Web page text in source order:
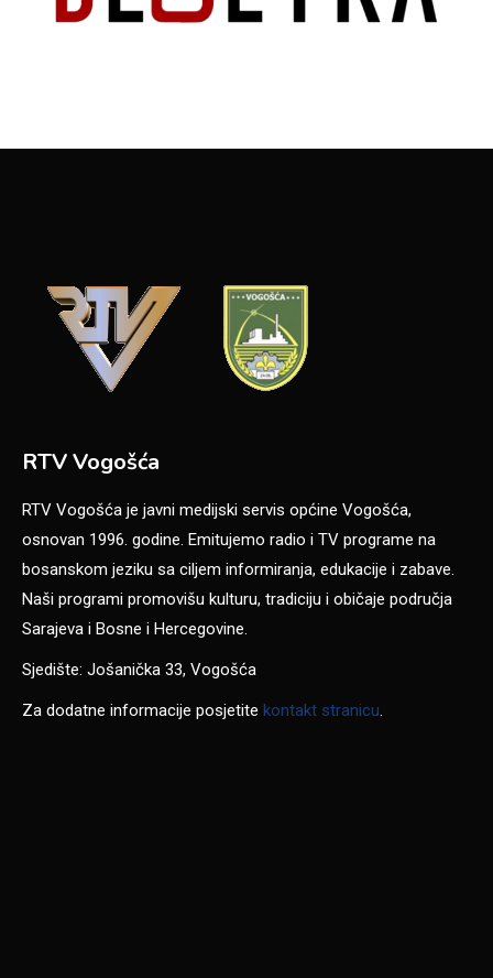
RTV Vogošća
RTV Vogošća je javni medijski servis općine Vogošća,
osnovan 1996. godine. Emitujemo radio i TV programe na
bosanskom jeziku sa ciljem informiranja, edukacije i zabave.
Naši programi promovišu kulturu, tradiciju i običaje područja
Sarajeva i Bosne i Hercegovine.
Sjedište: Jošanička 33, Vogošća
Za dodatne informacije posjetite kontakt stranicu